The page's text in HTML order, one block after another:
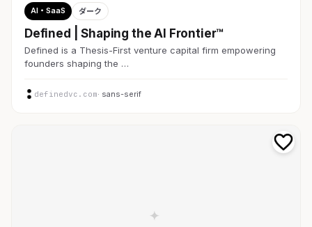
AI・SaaS ダーク
Defined | Shaping the AI Frontier™
Defined is a Thesis-First venture capital firm empowering
founders shaping the …
definedvc.com· sans-serif